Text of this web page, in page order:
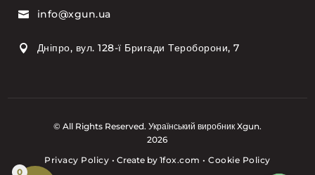
 info@xgun.ua
 Дніпро, вул. 128-ї Бригади Тероборони, 7
© All Rights Reserved. Український виробник Xgun.
2026
Privacy Policy • Create by 1fox.com•Cookie Policy
0